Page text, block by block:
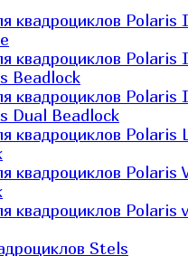
квадроциклов Polaris
квадроциклов Polaris
Beadlock
квадроциклов Polaris
Dual Beadlock
квадроциклов Polaris
квадроциклов Polaris
квадроциклов Polaris
Stels